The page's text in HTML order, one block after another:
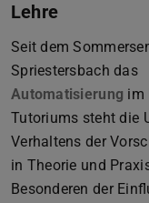
Lehre
Seit dem
Spriestersbach das
Automatisierung im
Tutoriums steht die
Verhaltens der
in Theorie und
Besonderen der